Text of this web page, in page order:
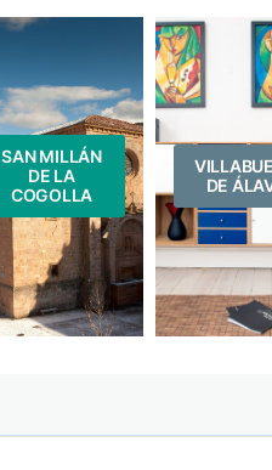
SAN MILLÁN
DE LA
COGOLLA
DE